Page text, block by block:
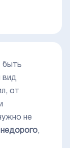
быть
вид
от
не
недорого,